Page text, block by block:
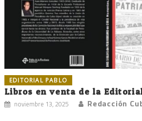
EDITORIAL PABLO
Libros en venta de la
noviembre 13, 2025 Redacción